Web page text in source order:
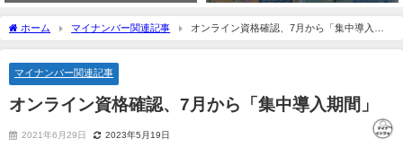
ホーム マイナンバー関連記事
オンライン資格確認、7月から「集中導入期
間」
マイナンバー関連記事
オンライン資格確認、7月から「集中導入期間」
2021年6月29日 2023年5月19日